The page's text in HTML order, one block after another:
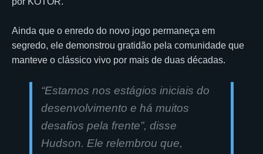
Ainda que o enredo do novo jogo permaneça em
segredo, ele demonstrou gratidão pela comunidade que
manteve o clássico vivo por mais de duas décadas.
“Estamos nos estágios iniciais do
desenvolvimento e há muitos
desafios pela frente”, disse
Hudson. Ele relembrou que,